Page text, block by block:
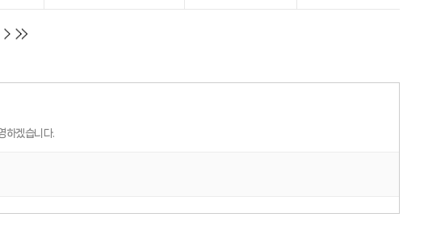
하겠습니다.